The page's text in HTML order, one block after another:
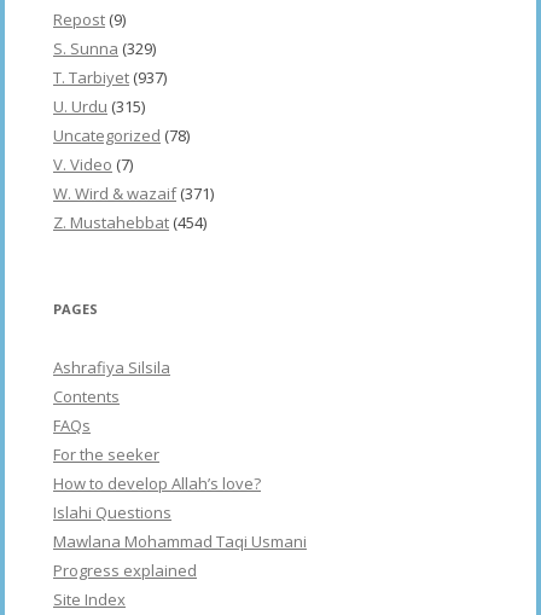
Repost (9)
S. Sunna (329)
T. Tarbiyet (937)
U. Urdu (315)
Uncategorized (78)
V. Video (7)
W. Wird & wazaif(371)
Z. Mustahebbat (454)
PAGES
Ashrafiya Silsila
Contents
FAQs
For the seeker
How to develop Allah’s love?
Islahi Questions
Mawlana Mohammad Taqi Usmani
Progress explained
Site Index